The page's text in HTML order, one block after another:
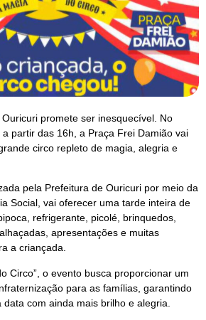
promete ser inesquecível. No
partir das 16h, a Praça Frei Damião vai
circo repleto de magia, alegria e
pela Prefeitura de Ouricuri por meio da
Social, vai oferecer uma tarde inteira de
refrigerante, picolé, brinquedos,
apresentações e muitas
a criançada.
Circo”, o evento busca proporcionar um
para as famílias, garantindo
com ainda mais brilho e alegria.